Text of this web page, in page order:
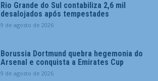
Rio Grande do Sul contabiliza 2,6 mil
desalojados após tempestades
9 de agosto de 2026
Borussia Dortmund quebra hegemonia do
Arsenal e conquista a Emirates Cup
9 de agosto de 2026